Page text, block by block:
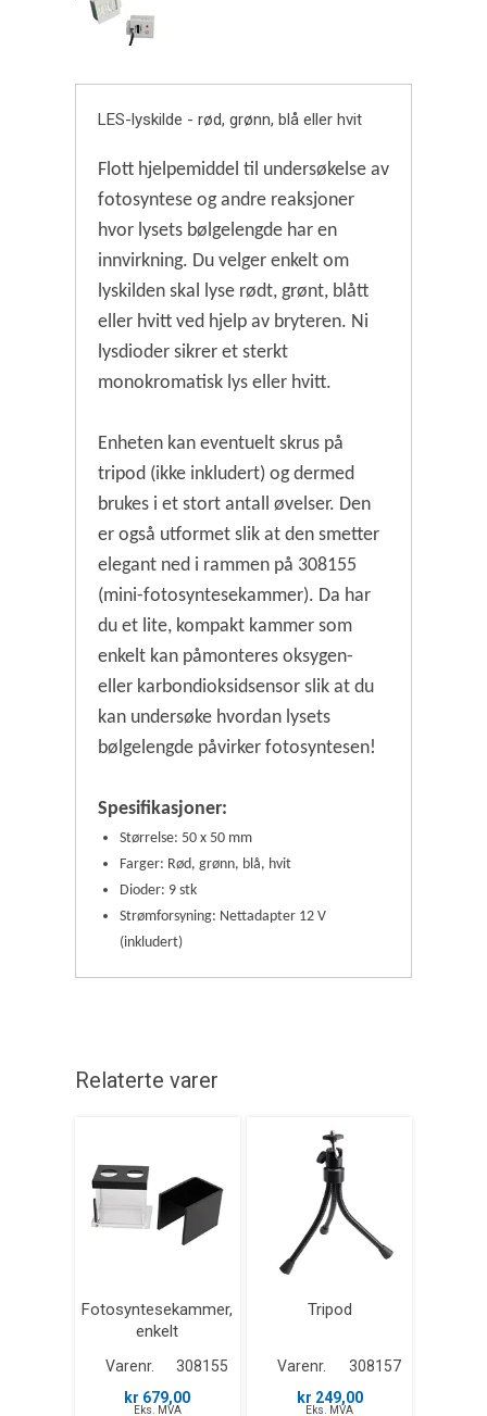
LES-lyskilde - rød, grønn, blå eller hvit
Flott hjelpemiddel til undersøkelse av
fotosyntese og andre reaksjoner
hvor lysets bølgelengde har en
innvirkning. Du velger enkelt om
lyskilden skal lyse rødt, grønt, blått
eller hvitt ved hjelp av bryteren. Ni
lysdioder sikrer et sterkt
monokromatisk lys eller hvitt.
Enheten kan eventuelt skrus på
tripod (ikke inkludert) og dermed
brukes i et stort antall øvelser. Den
er også utformet slik at den smetter
elegant ned i rammen på 308155
(mini-fotosyntesekammer). Da har
du et lite, kompakt kammer som
enkelt kan påmonteres oksygen-
eller karbondioksidsensor slik at du
kan undersøke hvordan lysets
bølgelengde påvirker fotosyntesen!
Spesifikasjoner:
Størrelse: 50 x 50 mm
Farger: Rød, grønn, blå, hvit
Dioder: 9 stk
Strømforsyning: Nettadapter 12 V
(inkludert)
Relaterte varer
Fotosyntesekammer,
enkelt
Varenr.
308155
kr 679,00
Eks. MVA
Tripod
Varenr.
308157
kr 249,00
Eks. MVA